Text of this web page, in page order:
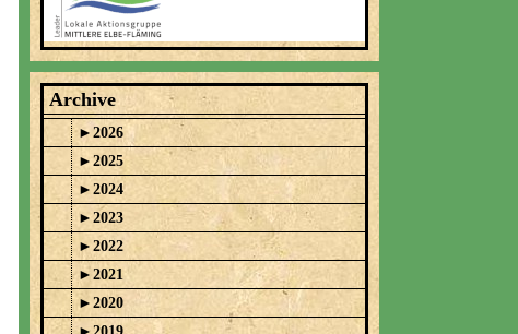
Archive
► 2026
► 2025
► 2024
► 2023
► 2022
► 2021
► 2020